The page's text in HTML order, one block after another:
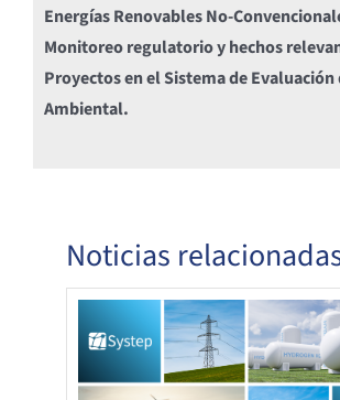
Energías Renovables No-
Monitoreo regulatorio y hechos
Proyectos en el Sistema de
Ambiental.
Noticias